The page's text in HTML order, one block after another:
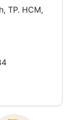
TP. HCM,